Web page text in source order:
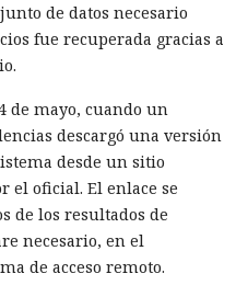
de datos necesario
fue recuperada gracias a
de mayo, cuando un
descargó una versión
desde un sitio
el oficial. El enlace se
de los resultados de
necesario, en el
de acceso remoto.